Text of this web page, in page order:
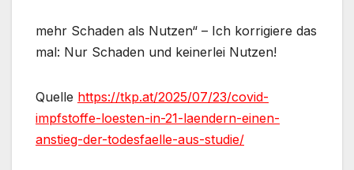
mehr Schaden als Nutzen“ – Ich korrigiere das
mal: Nur Schaden und keinerlei Nutzen!
Quelle https://tkp.at/2025/07/23/covid-
impfstoffe-loesten-in-21-laendern-einen-
anstieg-der-todesfaelle-aus-studie/